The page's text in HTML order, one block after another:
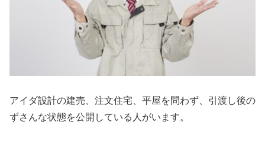
アイダ設計の建売、注文住宅、平屋を問わず、引渡し後の
ずさんな状態を公開している人がいます。